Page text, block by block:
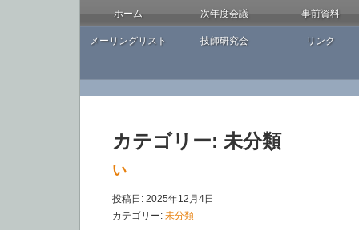
ホーム 次年度会議 事前資料
メーリングリスト 技師研究会 リンク
カテゴリー: 未分類
い
投稿日: 2025年12月4日
カテゴリー: 未分類